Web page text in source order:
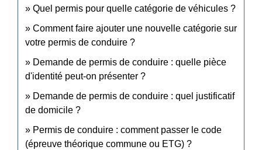
Quel permis pour quelle catégorie de véhicules ?
Comment faire ajouter une nouvelle catégorie sur
votre permis de conduire ?
Demande de permis de conduire : quelle pièce
d'identité peut-on présenter ?
Demande de permis de conduire : quel justificatif
de domicile ?
Permis de conduire : comment passer le code
(épreuve théorique commune ou ETG) ?